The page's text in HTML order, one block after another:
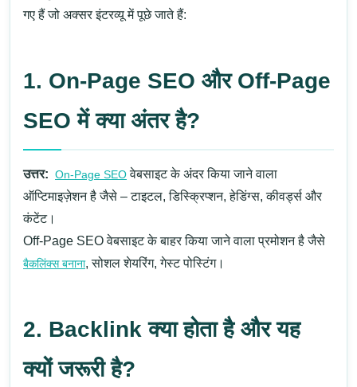
गए हैं जो अक्सर इंटरव्यू में पूछे जाते हैं:
1. On-Page SEO और Off-Page
SEO में क्या अंतर है?
उत्तर: On-Page SEOवेबसाइट के अंदर किया जाने वाला
ऑप्टिमाइज़ेशन है जैसे – टाइटल, डिस्क्रिप्शन, हेडिंग्स, कीवर्ड्स और
कंटेंट।
Off-Page SEO वेबसाइट के बाहर किया जाने वाला प्रमोशन है जैसे
बैकलिंक्स बनाना, सोशल शेयरिंग, गेस्ट पोस्टिंग।
2. Backlink क्या होता है और यह
क्यों जरूरी है?